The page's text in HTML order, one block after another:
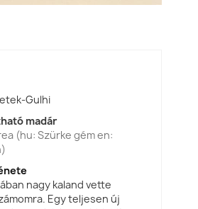
Gulhi
madár
(hu: Szürke gém en:
nagy kaland vette
Egy teljesen új